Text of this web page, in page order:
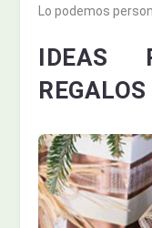
Lo podemos
IDEAS